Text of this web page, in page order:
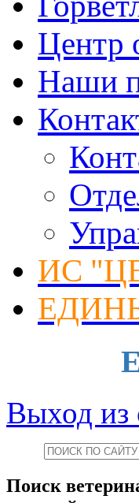
Центр
Наши
ИС
Выход из
Поиск